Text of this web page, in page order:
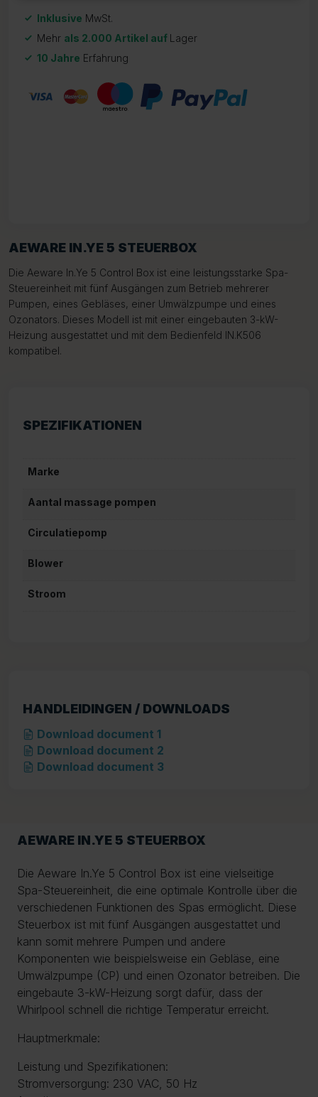
AEWARE IN.YE 5 STEUERBOX
Die Aeware In.Ye 5 Control Box ist eine leistungsstarke Spa-
Steuereinheit mit fünf Ausgängen zum Betrieb mehrerer
Pumpen, eines Gebläses, einer Umwälzpumpe und eines
Ozonators. Dieses Modell ist mit einer eingebauten 3-kW-
Heizung ausgestattet und mit dem Bedienfeld IN.K506
kompatibel.
SPEZIFIKATIONEN
Marke
Aantal massage pompen
Circulatiepomp
Blower
Stroom
HANDLEIDINGEN / DOWNLOADS
Download document 1
Download document 2
Download document 3
Inklusive MwSt.
Mehr als 2.000 Artikel auf Lager
10 Jahre Erfahrung
AEWARE IN.YE 5 STEUERBOX
Die Aeware In.Ye 5 Control Box ist eine vielseitige
Spa-Steuereinheit, die eine optimale Kontrolle über die
verschiedenen Funktionen des Spas ermöglicht. Diese
Steuerbox ist mit fünf Ausgängen ausgestattet und
kann somit mehrere Pumpen und andere
Komponenten wie beispielsweise ein Gebläse, eine
Umwälzpumpe (CP) und einen Ozonator betreiben. Die
eingebaute 3-kW-Heizung sorgt dafür, dass der
Whirlpool schnell die richtige Temperatur erreicht.
Hauptmerkmale:
Leistung und Spezifikationen:
Stromversorgung: 230 VAC, 50 Hz